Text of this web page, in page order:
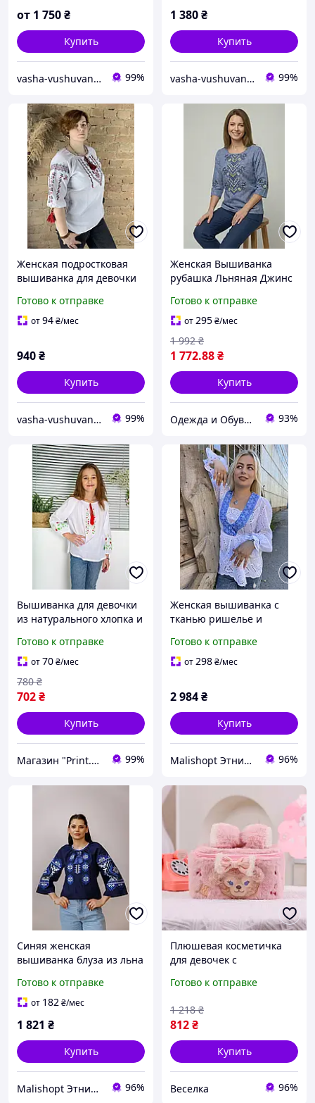
от 1 750₴
Купить
vasha-vushuvanka 99%
1 380₴
Купить
vasha-vushuvanka 99%
Женская подростковая
вышиванка для девочки
географическим
орнаментом
Готово к отправке
от94₴/мес
940₴
Купить
vasha-vushuvanka 99%
Женская Вышиванка
рубашка Льняная Джинс
44 46 48 50 52 54
Готово к отправке
от295₴/мес
1 772.88₴
1 992 ₴
Купить
Одежда и Обувь по Жизни 93%
Вышиванка для девочки
из натурального хлопка и
Готово к отправке
от70₴/мес
702₴
780 ₴
Купить
Магазин "Print.Ai" 99%
Женская вышиванка с
тканью ришелье и
вышивкой белая летняя
блузка
Готово к отправке
от298₴/мес
2 984₴
Купить
Malishopt Этническая одежда и головные уборы, все для крещения 96%
Синяя женская
вышиванка блуза из льна
гладью для работы и
повседневного стиля S -
Готово к отправке
от 182₴/мес
1 821 ₴
Купить
Malishopt Этническая одежда и головные уборы, все для крещения 96%
Плюшевая косметичка
для девочек с
для хранения косметики
Готово к отправке
812₴
1 218 ₴
Купить
Веселка 96%